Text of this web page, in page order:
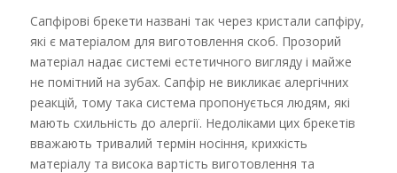
Сапфірові брекети названі так через кристали сапфіру,
які є матеріалом для виготовлення скоб. Прозорий
матеріал надає системі естетичного вигляду і майже
не помітний на зубах. Сапфір не викликає алергічних
реакцій, тому така система пропонується людям, які
мають схильність до алергії. Недоліками цих брекетів
вважають тривалий термін носіння, крихкість
матеріалу та висока вартість виготовлення та